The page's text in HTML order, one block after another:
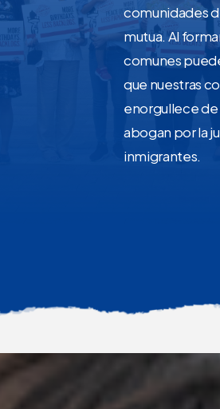
comunidades
mutua. Al
comunes
que nuestras
enorgullece de
abogan por la
inmigrantes.